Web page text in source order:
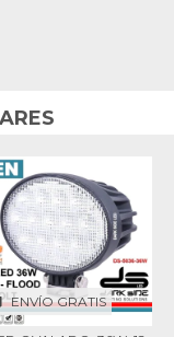
ENVÍO GRATIS